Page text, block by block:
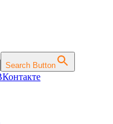
Search Button